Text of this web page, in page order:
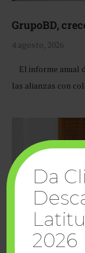
GrupoBD,
4 agosto, 2026
El informe anual
las alianzas con
Da
2026